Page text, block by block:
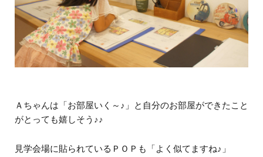
Ａちゃんは「お部屋いく～♪」と自分のお部屋ができたこと
がとっても嬉しそう♪♪
見学会場に貼られているＰＯＰも「よく似てますね♪」